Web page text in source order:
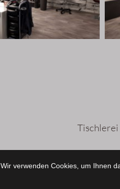
Wir verwenden Cookies, um Ihnen